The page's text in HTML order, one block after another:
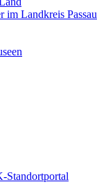
im Landkreis Passau
Standortportal